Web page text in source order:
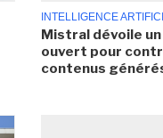
INTELLIGENCE
Mistral dévoile
ouvert pour
contenus